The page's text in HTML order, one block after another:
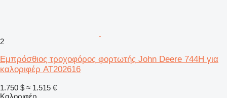
2
Εμπρόσθιος τροχοφόρος φορτωτής John Deere 744H για
καλοριφέρ AT202616
1.750 $ ≈ 1.515 €
Καλοριφέρ